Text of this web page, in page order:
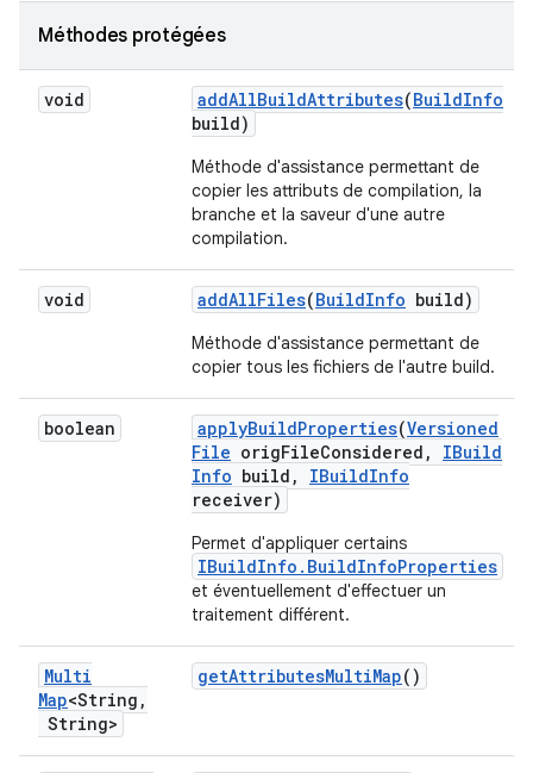
Méthodes protégées
void addAllBuildAttributes(BuildInfo
build)
Méthode d'assistance permettant de
copier les attributs de compilation, la
branche et la saveur d'une autre
compilation.
void addAllFiles(BuildInfo build)
Méthode d'assistance permettant de
copier tous les fichiers de l'autre build.
boolean applyBuildProperties(Versioned
File origFileConsidered ,
IBuild
Info build , IBuildInfo
receiver)
Permet d'appliquer certains
IBuildInfo.BuildInfoProperties
et éventuellement d'effectuer un
traitement différent.
Multi
Map<String ,
String>
getAttributesMultiMap()